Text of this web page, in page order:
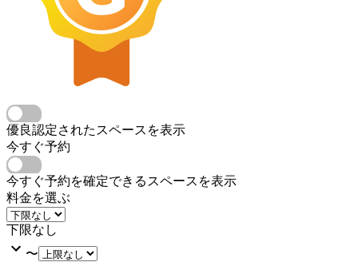
優良認定されたスペースを表示
今すぐ予約
今すぐ予約を確定できるスペースを表示
料金を選ぶ
下限なし
〜